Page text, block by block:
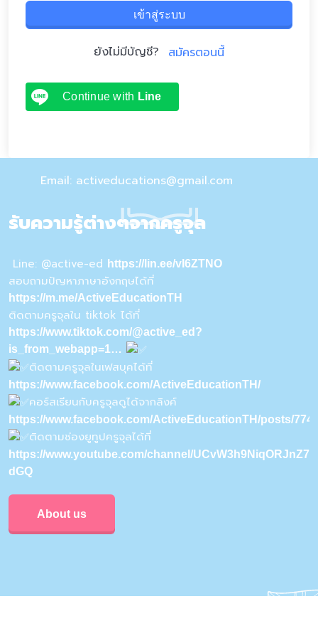
เข้าสู่ระบบ
ยังไม่มีบัญชี? สมัครตอนนี้
Continue with Line
Email: activeducations@gmail.com
รับความรู้ต่างๆจากครูจุล
Line: @active-ed https://lin.ee/vI6ZTNO
สอบถามปัญหาภาษาอังกฤษได้ที่
https://m.me/ActiveEducationTH
ติดตามครูจุลใน tiktok ได้ที่
https://www.tiktok.com/@active_ed?
is_from_webapp=1…
ติดตามครูจุลในเฟสบุคได้ที่
https://www.facebook.com/ActiveEducationTH/
คอร์สเรียนกับครูจุลดูได้จากลิงค์
https://www.facebook.com/ActiveEducationTH/posts/
ติดตามช่องยูทูปครูจุลได้ที่
https://www.youtube.com/channel/
dGQ
About us